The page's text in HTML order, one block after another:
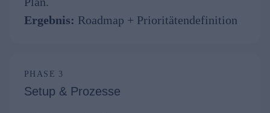
Ergebnis: Roadmap + Prioritätendefinition
PHASE 3
Setup & Prozesse